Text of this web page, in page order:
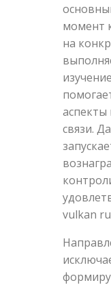
момент
на
связи.
vulkan